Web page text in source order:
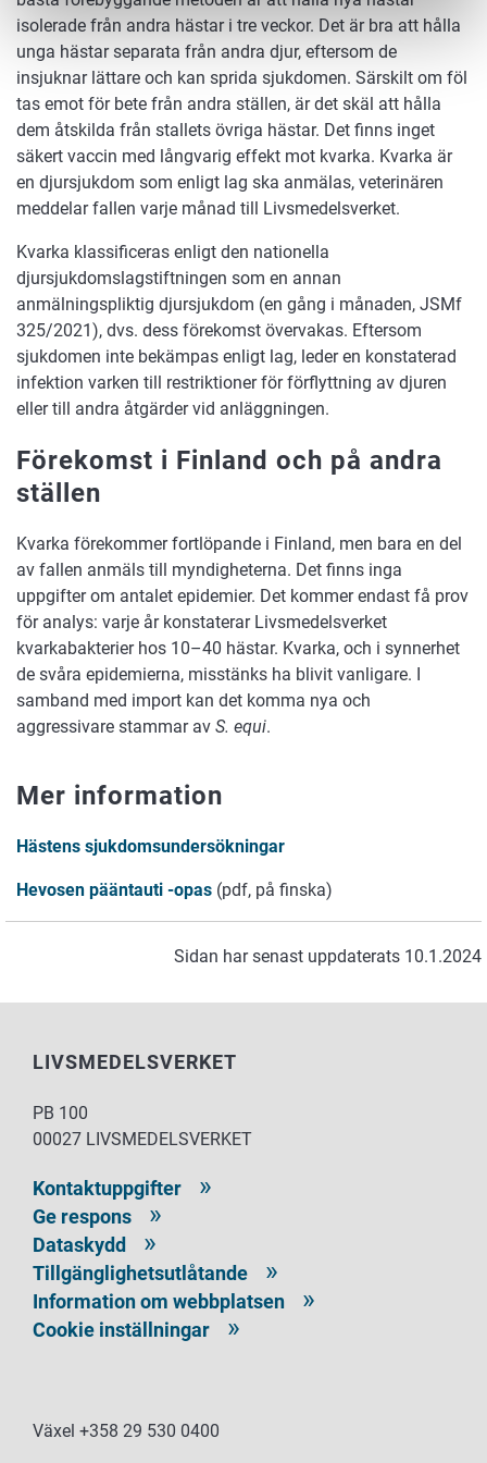
isolerade från andra hästar i tre veckor. Det är bra att hålla
unga hästar separata från andra djur, eftersom de
insjuknar lättare och kan sprida sjukdomen. Särskilt om föl
tas emot för bete från andra ställen, är det skäl att hålla
dem åtskilda från stallets övriga hästar. Det finns inget
säkert vaccin med långvarig effekt mot kvarka. Kvarka är
en djursjukdom som enligt lag ska anmälas, veterinären
meddelar fallen varje månad till Livsmedelsverket.
Kvarka klassificeras enligt den nationella
djursjukdomslagstiftningen som en annan
anmälningspliktig djursjukdom (en gång i månaden, JSMf
325/2021), dvs. dess förekomst övervakas. Eftersom
sjukdomen inte bekämpas enligt lag, leder en konstaterad
infektion varken till restriktioner för förflyttning av djuren
eller till andra åtgärder vid anläggningen.
Förekomst i Finland och på andra
ställen
Kvarka förekommer fortlöpande i Finland, men bara en del
av fallen anmäls till myndigheterna. Det finns inga
uppgifter om antalet epidemier. Det kommer endast få prov
för analys: varje år konstaterar Livsmedelsverket
kvarkabakterier hos 10–40 hästar. Kvarka, och i synnerhet
de svåra epidemierna, misstänks ha blivit vanligare. I
samband med import kan det komma nya och
aggressivare stammar av S. equi.
Mer information
Hästens sjukdomsundersökningar
Hevosen pääntauti -opas (pdf, på finska)
Sidan har senast uppdaterats 10.1.2024
LIVSMEDELSVERKET
PB 100
00027 LIVSMEDELSVERKET
Kontaktuppgifter
Ge respons
Dataskydd
Tillgänglighetsutlåtande
Information om webbplatsen
Cookie inställningar
Växel +358 29 530 0400